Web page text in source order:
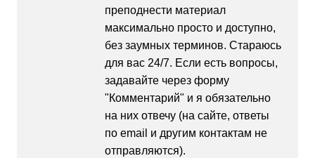
преподнести материал
максимально просто и доступно,
без заумных терминов. Стараюсь
для вас 24/7. Если есть вопросы,
задавайте через форму
"Комментарий" и я обязательно
на них отвечу (на сайте, ответы
по email и другим контактам не
отправляются).